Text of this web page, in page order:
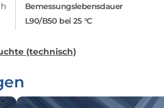
Bemessungslebensdauer
L90/B50 bei 25 °C
(technisch)